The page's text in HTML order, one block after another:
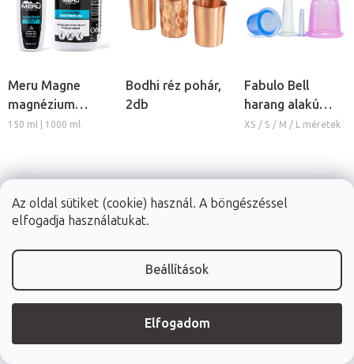
Az oldal sütiket (cookie) használ. A böngészéssel
elfogadja használatukat.
Beállítások
Elfogadom
Meru Magne
magnézium
masszázs krém
150 ml | 1000 ml
3 270 Ft
kiszállítás)
Bodhi réz pohár,
2db
6 890 Ft
Fabulo Bell
harang alakú
szilikon köpöly
XS / S / M / L méretek